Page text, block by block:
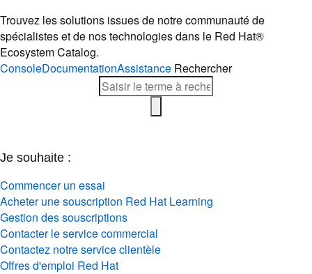
Trouvez les solutions issues de notre communauté de
spécialistes et de nos technologies dans le Red Hat®
Ecosystem Catalog.
ConsoleDocumentationAssistance Rechercher
Je souhaite :
Commencer un essai
Acheter une souscription Red Hat Learning
Gestion des souscriptions
Contacter le service commercial
Contactez notre service clientèle
Offres d'emploi Red Hat